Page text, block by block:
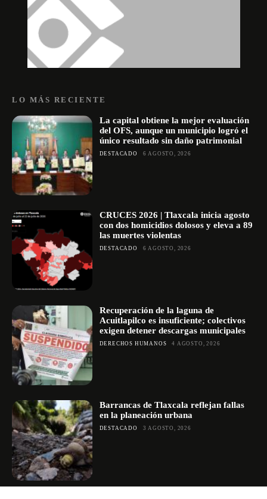
LO MÁS RECIENTE
La capital obtiene la mejor evaluación
del OFS, aunque un municipio logró el
único resultado sin daño patrimonial
DESTACADO 6 AGOSTO, 2026
CRUCES 2026 | Tlaxcala inicia agosto
con dos homicidios dolosos y eleva a 89
las muertes violentas
DESTACADO 6 AGOSTO, 2026
Recuperación de la laguna de
Acuitlapilco es insuficiente; colectivos
exigen detener descargas municipales
DERECHOS HUMANOS 4 AGOSTO, 2026
Barrancas de Tlaxcala reflejan fallas
en la planeación urbana
DESTACADO 3 AGOSTO, 2026